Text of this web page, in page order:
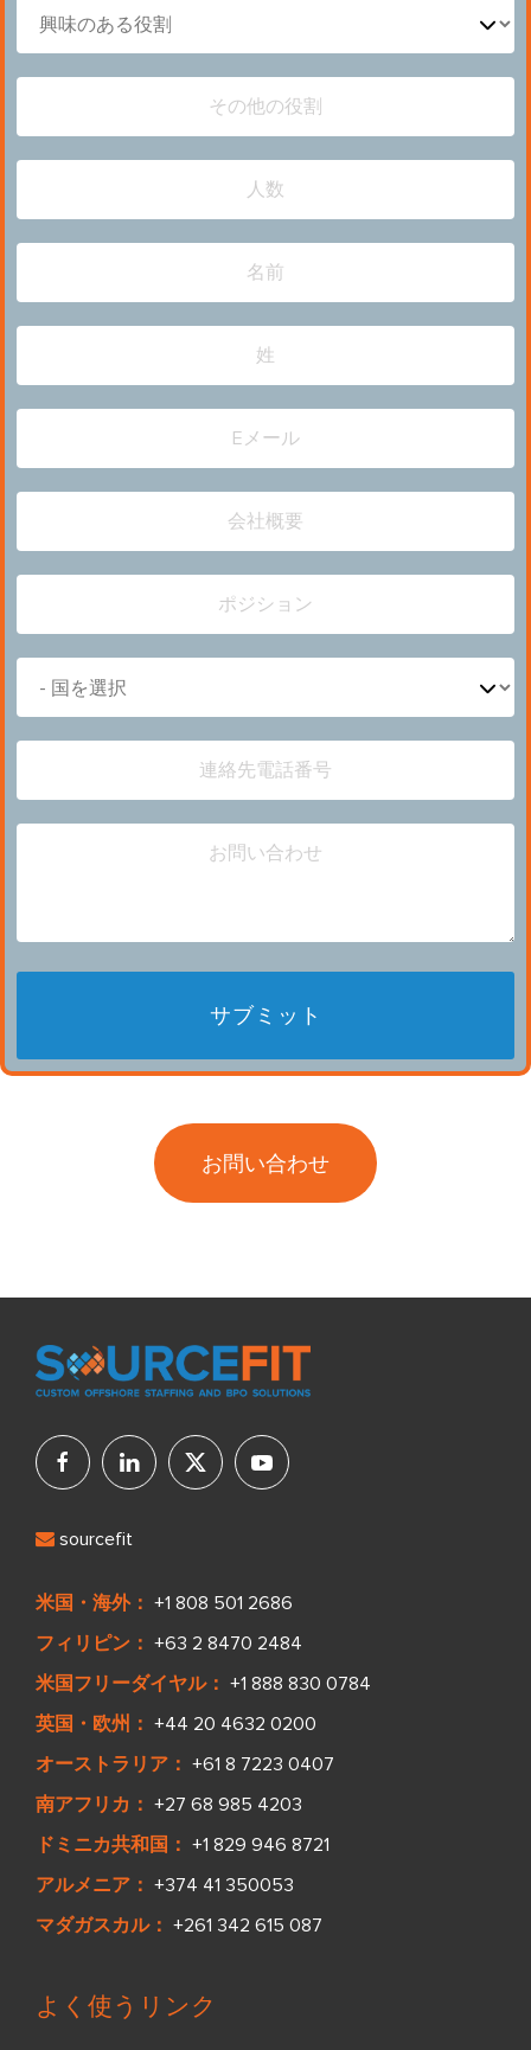
お問い合わせ
sourcefit
米国・海外： +1 808 501 2686
フィリピン： +63 2 8470 2484
米国フリーダイヤル： +1 888 830 0784
英国・欧州： +44 20 4632 0200
オーストラリア： +61 8 7223 0407
南アフリカ： +27 68 985 4203
ドミニカ共和国： +1 829 946 8721
アルメニア： +374 41 350053
マダガスカル： +261 342 615 087
よく使うリンク